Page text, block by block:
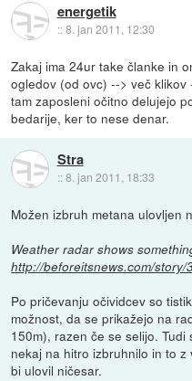
energetik
::8. jan 2011, 12:30
Zakaj ima 24ur take članke in
ogledov (od ovc) --> več
tam zaposleni očitno delujejo
bedarije, ker to nese denar.
Stra
::8. jan 2011, 18:33
Možen izbruh metana ulovljen
Weather radar shows
http://beforeitsnews.com/story/
Po pričevanju očividcev so
možnost, da se prikažejo na
150m), razen če se selijo.
nekaj na hitro izbruhnilo in to
bi ulovil ničesar.